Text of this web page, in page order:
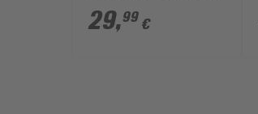
32 mm 5-teilig
29,99 €